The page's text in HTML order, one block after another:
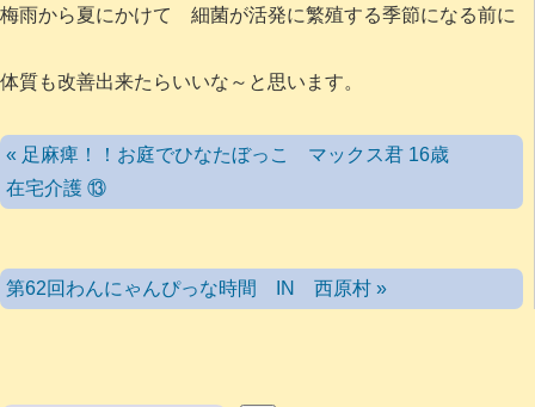
梅雨から夏にかけて 細菌が活発に繁殖する季節になる前に
体質も改善出来たらいいな～と思います。
« 足麻痺！！お庭でひなたぼっこ マックス君 16歳
在宅介護 ⑬
第62回わんにゃんぴっな時間 IN 西原村 »